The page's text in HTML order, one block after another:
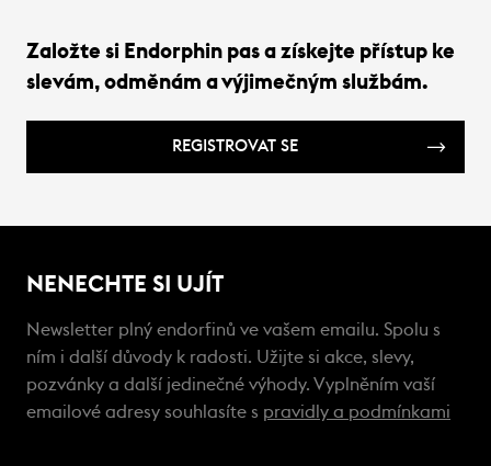
Založte si Endorphin pas a získejte přístup ke
slevám, odměnám a výjimečným službám.
REGISTROVAT SE
NENECHTE SI UJÍT
Newsletter plný endorfinů ve vašem emailu. Spolu s
ním i další důvody k radosti. Užijte si akce, slevy,
pozvánky a další jedinečné výhody. Vyplněním vaší
emailové adresy souhlasíte s pravidly a podmínkami